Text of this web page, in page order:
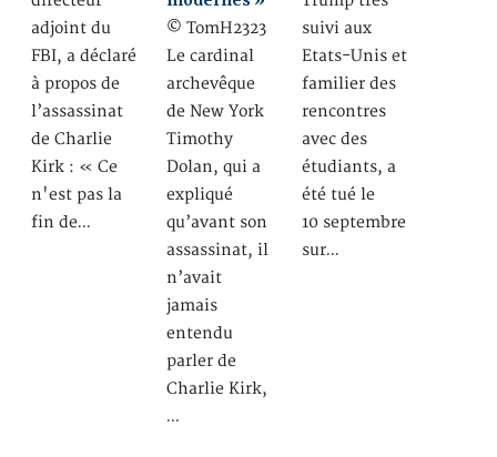
adjoint du
FBI, a déclaré
à propos de
l’assassinat
de Charlie
Kirk : « Ce
n'est pas la
fin de…
© TomH2323
Le cardinal
archevêque
de New York
Timothy
Dolan, qui a
expliqué
qu’avant son
assassinat, il
n’avait
jamais
entendu
parler de
Charlie Kirk,
…
suivi aux
Etats-Unis et
familier des
rencontres
avec des
étudiants, a
été tué le
10 septembre
sur…